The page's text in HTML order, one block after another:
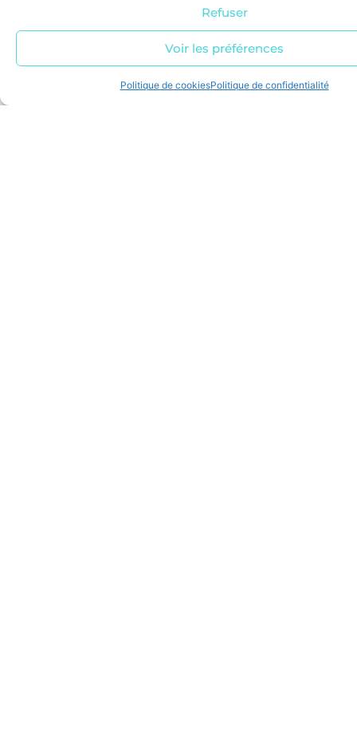
Refuser
Voir les préférences
Politique de cookiesPolitique de confidentialité